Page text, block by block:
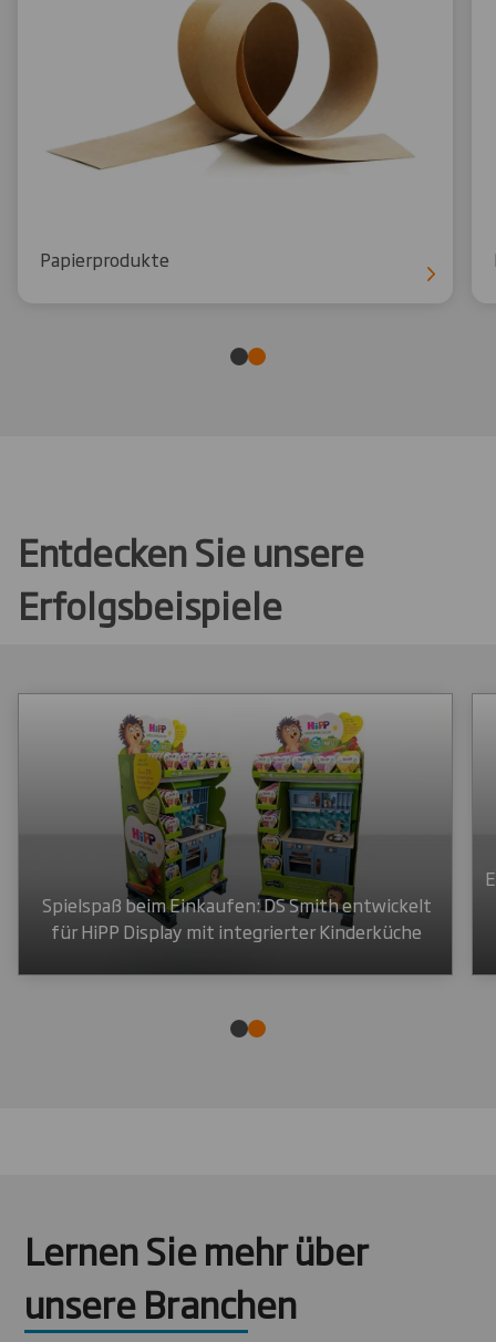
Papierprodukte
Entdecken Sie unsere
Erfolgsbeispiele
Spielspaß beim Einkaufen: DS Smith entwickelt
für HiPP Display mit integrierter Kinderküche
Lernen Sie mehr über
unsere Branchen